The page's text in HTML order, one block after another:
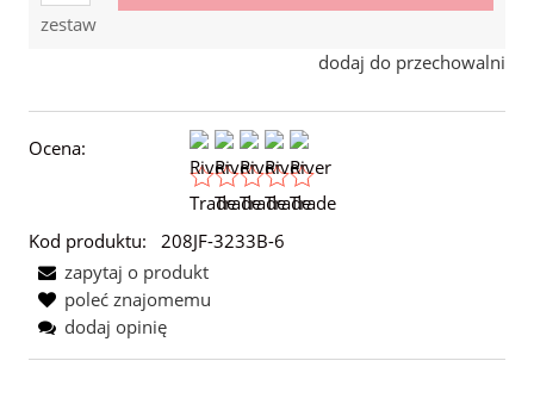
zestaw
dodaj do przechowalni
Ocena:
Kod produktu:
208JF-3233B-6
zapytaj o produkt
poleć znajomemu
dodaj opinię